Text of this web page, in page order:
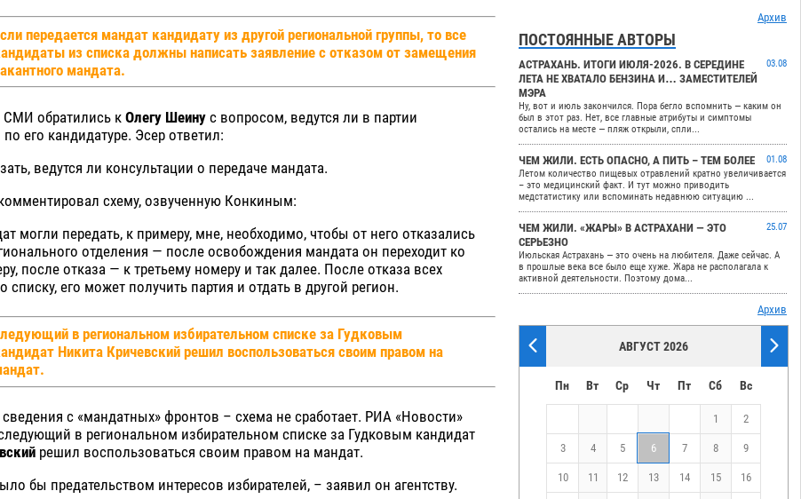
передается мандат кандидату из другой региональной группы, то все
из списка должны написать заявление с отказом от замещения
мандата.
СМИ обратились к Олегу Шеинус вопросом, ведутся ли в партии
его кандидатуре. Эсер ответил:
ведутся ли консультации о передаче мандата.
схему, озвученную Конкиным:
могли передать, к примеру, мне, необходимо, чтобы от него отказались
отделения — после освобождения мандата он переходит ко
после отказа — к третьему номеру и так далее. После отказа всех
списку, его может получить партия и отдать в другой регион.
в региональном избирательном списке за Гудковым
Никита Кричевский решил воспользоваться своим правом на
с «мандатных» фронтов – схема не сработает. РИА «Новости»
в региональном избирательном списке за Гудковым кандидат
решил воспользоваться своим правом на мандат.
бы предательством интересов избирателей, – заявил он агентству.
Архив
ПОСТОЯННЫЕ АВТОРЫ
АСТРАХАНЬ. ИТОГИ ИЮЛЯ-2026. В СЕРЕДИНЕ
ЛЕТА НЕ ХВАТАЛО БЕНЗИНА И… ЗАМЕСТИТЕЛЕЙ
МЭРА
03.08
Ну, вот и июль закончился. Пора бегло вспомнить — каким он
был в этот раз. Нет, все главные атрибуты и симптомы
остались на месте — пляж открыли, спли...
ЧЕМ ЖИЛИ. ЕСТЬ ОПАСНО, А ПИТЬ – ТЕМ БОЛЕЕ
01.08
Летом количество пищевых отравлений кратно увеличивается
– это медицинский факт. И тут можно приводить
медстатистику или вспоминать недавнюю ситуацию ...
ЧЕМ ЖИЛИ. «ЖАРЫ» В АСТРАХАНИ — ЭТО
СЕРЬЕЗНО
25.07
Июльская Астрахань — это очень на любителя. Даже сейчас. А
в прошлые века все было еще хуже. Жара не располагала к
активной деятельности. Поэтому дома...
Архив
АВГУСТ 2026
Пн Вт Ср Чт Пт Сб Вс
1 2
3 4 5 6 7 8 9
10 11 12 13 14 15 16